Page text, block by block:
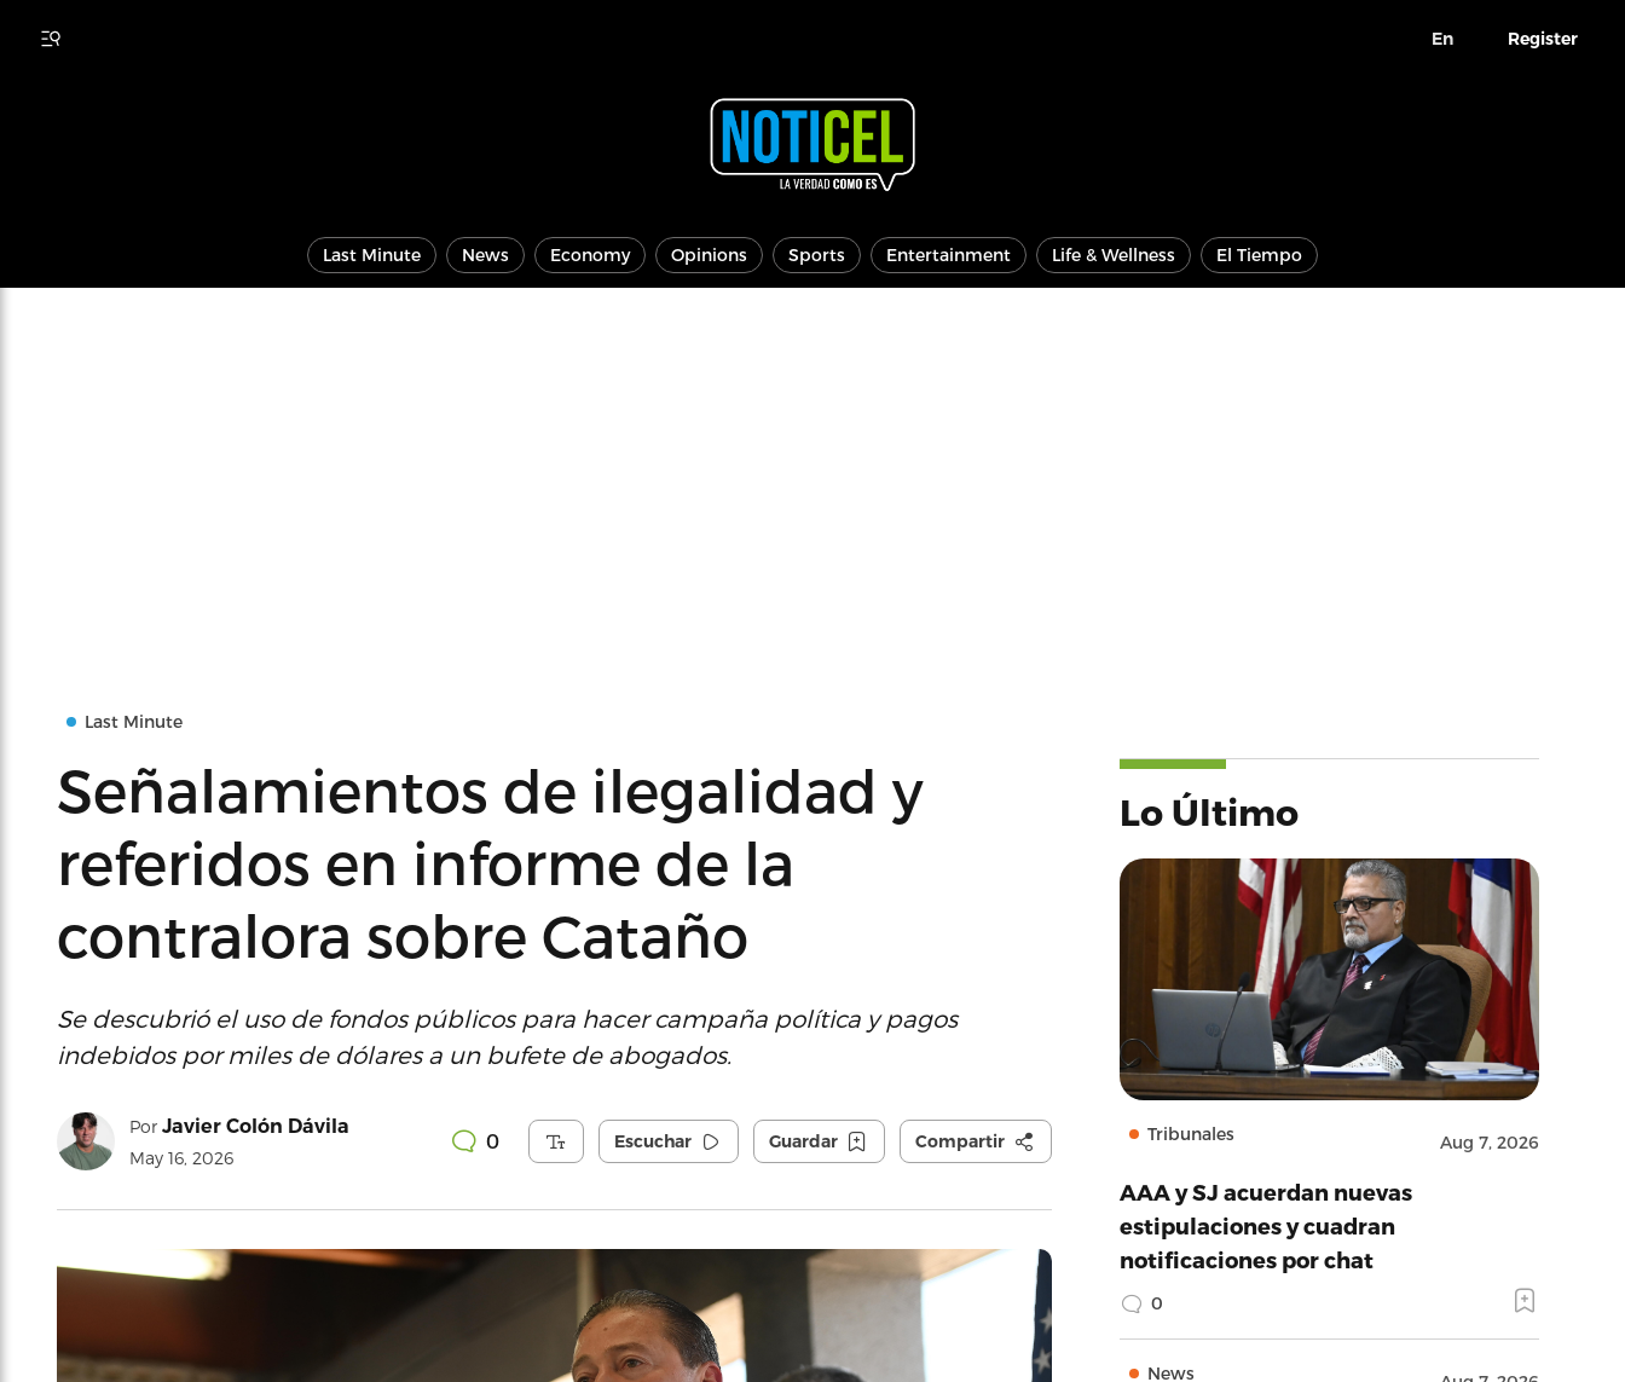
En Register
Last Minute News Economy Opinions Sports Entertainment Life & Wellness El Tiempo
Last Minute
Señalamientos de ilegalidad y
referidos en informe de la
contralora sobre Cataño
Se descubrió el uso de fondos públicos para hacer campaña política y pagos
indebidos por miles de dólares a un bufete de abogados.
Por Javier Colón Dávila
May 16, 2026
0 Escuchar Guardar Compartir
Lo Último
Tribunales Aug 7, 2026
AAA y SJ acuerdan nuevas
estipulaciones y cuadran
notificaciones por chat
0
News